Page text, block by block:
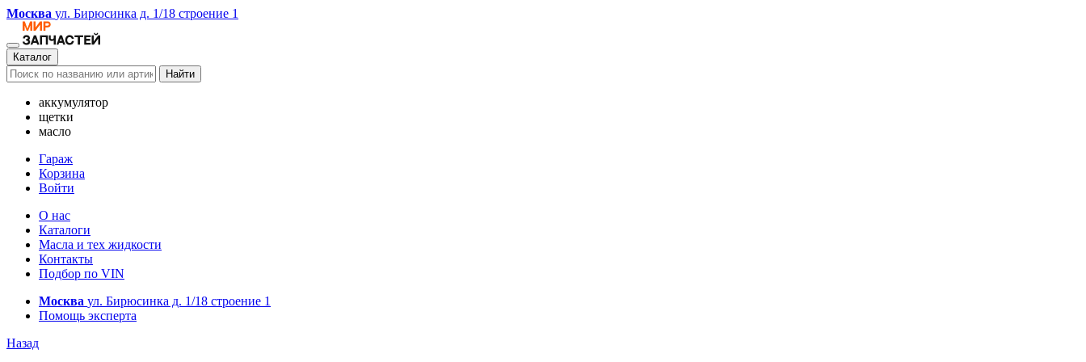
Москва ул. Бирюсинка д. 1/18 строение 1
Каталог
Найти
аккумулятор
щетки
масло
Гараж
Корзина
Войти
О нас
Каталоги
Масла и тех жидкости
Контакты
Подбор по VIN
Москва ул. Бирюсинка д. 1/18 строение 1
Помощь эксперта
Назад